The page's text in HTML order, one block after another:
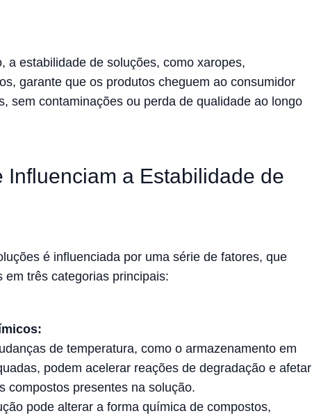
a estabilidade de soluções, como xaropes,
garante que os produtos cheguem ao consumidor
sem contaminações ou perda de qualidade ao longo
Influenciam a Estabilidade de
é influenciada por uma série de fatores, que
em três categorias principais:
de temperatura, como o armazenamento em
podem acelerar reações de degradação e afetar
compostos presentes na solução.
pode alterar a forma química de compostos,